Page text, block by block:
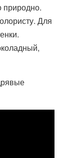
природно.
Для